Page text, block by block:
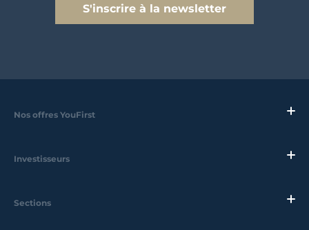
S'inscrire à la newsletter
Nos offres YouFirst
Investisseurs
Sections